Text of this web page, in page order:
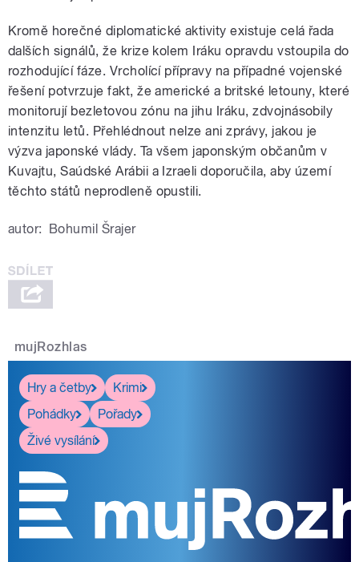
Kromě horečné diplomatické aktivity existuje celá řada
dalších signálů, že krize kolem Iráku opravdu vstoupila do
rozhodující fáze. Vrcholící přípravy na případné vojenské
řešení potvrzuje fakt, že americké a britské letouny, které
monitorují bezletovou zónu na jihu Iráku, zdvojnásobily
intenzitu letů. Přehlédnout nelze ani zprávy, jakou je
výzva japonské vlády. Ta všem japonským občanům v
Kuvajtu, Saúdské Arábii a Izraeli doporučila, aby území
těchto států neprodleně opustili.
autor: Bohumil Šrajer
mujRozhlas
Hry a četby
Krimi
Pohádky
Pořady
Živé vysílání